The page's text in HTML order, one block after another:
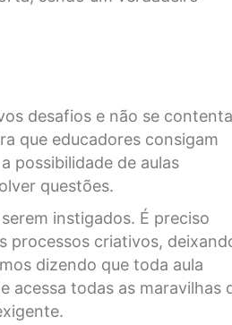
desafios e não se
que educadores consigam
possibilidade de aulas
questões.
instigados. É preciso
processos criativos,
dizendo que toda aula
acessa todas as maravilhas